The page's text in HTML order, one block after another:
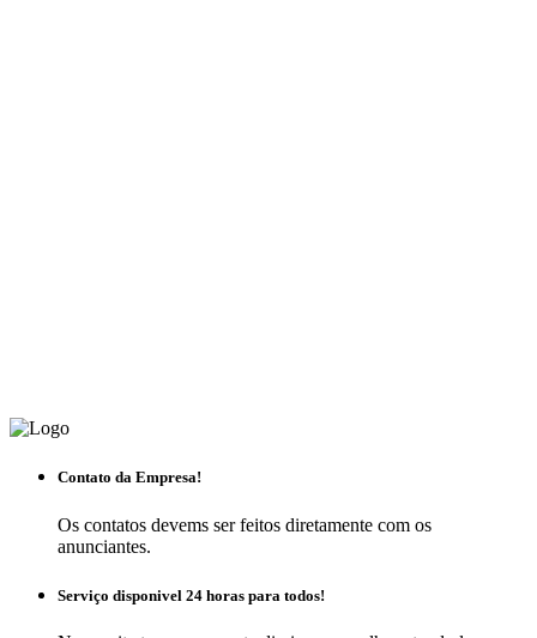
Contato da Empresa!
Os contatos devems ser feitos diretamente com os
anunciantes.
Serviço disponivel 24 horas para todos!